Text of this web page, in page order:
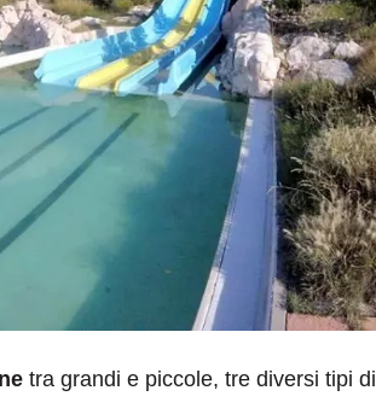
tra grandi e piccole, tre diversi tipi di